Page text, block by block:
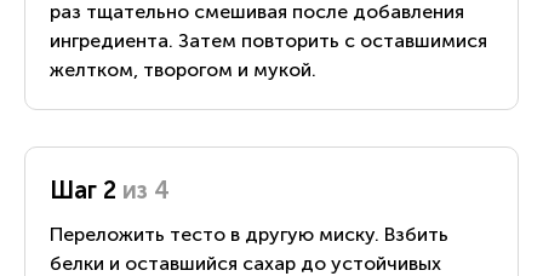
раз тщательно смешивая после добавления
ингредиента. Затем повторить с оставшимися
желтком, творогом и мукой.
Шаг 2 из 4
Переложить тесто в другую миску. Взбить
белки и оставшийся сахар до устойчивых